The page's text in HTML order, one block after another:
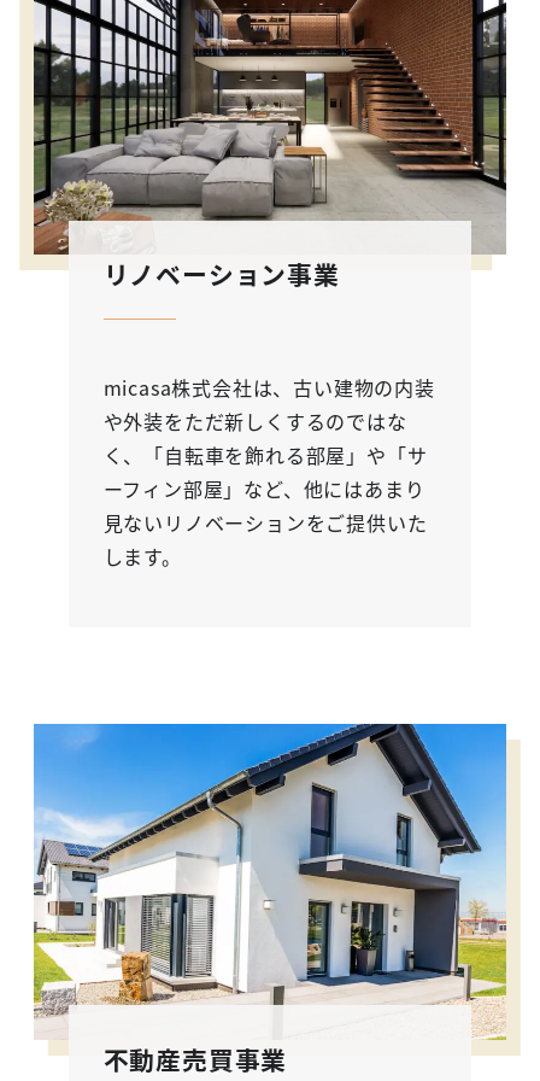
リノベーション事業
micasa株式会社は、古い建物の内装
や外装をただ新しくするのではな
く、「自転車を飾れる部屋」や「サ
ーフィン部屋」など、他にはあまり
見ないリノベーションをご提供いた
します。
不動産売買事業